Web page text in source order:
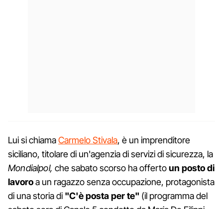
Lui si chiamaCarmelo Stivala, è un imprenditore
siciliano, titolare di un'agenzia di servizi di sicurezza, la
Mondialpol, che sabato scorso ha offertoun posto di
lavoroa un ragazzo senza occupazione, protagonista
di una storia di "C'è posta per te" (il programma del